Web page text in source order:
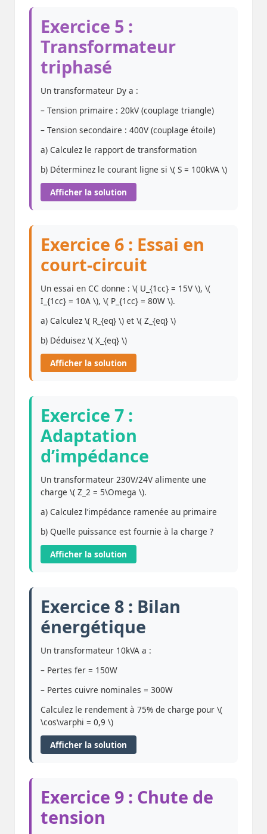
Exercice 5 :
Transformateur
triphasé
Un transformateur Dy a :
– Tension primaire : 20kV (couplage triangle)
– Tension secondaire : 400V (couplage étoile)
a) Calculez le rapport de transformation
b) Déterminez le courant ligne si \( S = 100kVA \)
Afficher la solution
Exercice 6 : Essai en
court-circuit
Un essai en CC donne : \( U_{1cc} = 15V \), \(
I_{1cc} = 10A \), \( P_{1cc} = 80W \).
a) Calculez \( R_{eq} \) et \( Z_{eq} \)
b) Déduisez \( X_{eq} \)
Afficher la solution
Exercice 7 :
Adaptation
d’impédance
Un transformateur 230V/24V alimente une
charge \( Z_2 = 5\Omega \).
a) Calculez l’impédance ramenée au primaire
b) Quelle puissance est fournie à la charge ?
Afficher la solution
Exercice 8 : Bilan
énergétique
Un transformateur 10kVA a :
– Pertes fer = 150W
– Pertes cuivre nominales = 300W
Calculez le rendement à 75% de charge pour \(
\cos\varphi = 0,9 \)
Afficher la solution
Exercice 9 : Chute de
tension